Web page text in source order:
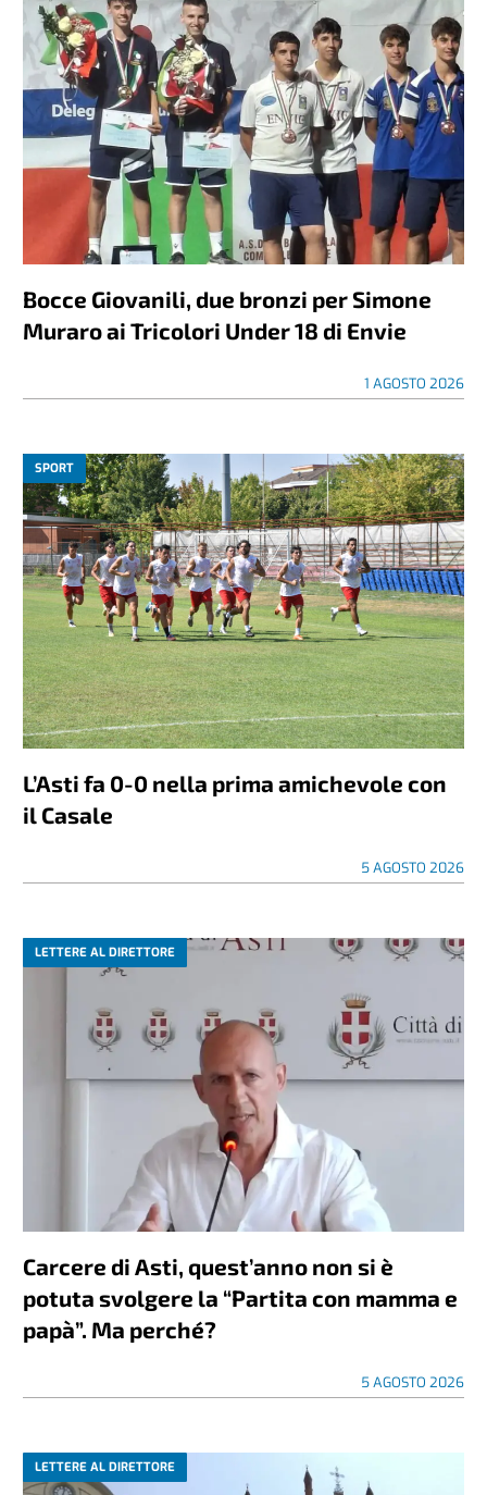
Bocce Giovanili, due bronzi per Simone
Muraro ai Tricolori Under 18 di Envie
1 AGOSTO 2026
SPORT
L’Asti fa 0-0 nella prima amichevole con
il Casale
5 AGOSTO 2026
LETTERE AL DIRETTORE
Carcere di Asti, quest’anno non si è
potuta svolgere la “Partita con mamma e
papà”. Ma perché?
5 AGOSTO 2026
LETTERE AL DIRETTORE